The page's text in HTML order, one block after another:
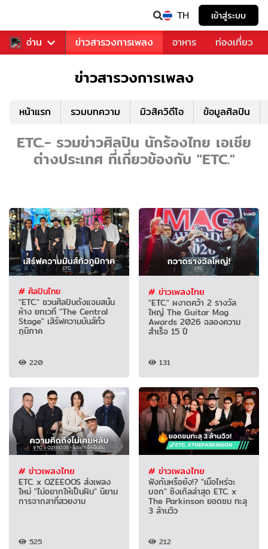
TH เข้าสู่ระบบ
อ่าน
ข่าวบันเทิง ข่าวสารวงการเพลง อาหาร ท่องเที่ยว
ข่าวสารวงการเพลง
หน้าแรก รวมบทความ มิวสิควิดีโอ ข้อมูลศิลปิน
ETC.- รวมข่าวศิลปิน นักร้องไทย เอเชีย
ต่างประเทศ ที่เกี่ยวข้องกับ "ETC."
# ศิลปินไทย
"ETC." ชวนศิลปินดังแจมสนั่น
ห้าง ยกเวที "The Central
Stage" เสิร์ฟความมันส์ทั่ว
ภูมิภาค
220
# ข่าวเพลงไทย
"ETC." ผงาดคว้า 2 รางวัล
ใหญ่ The Guitar Mag
Awards 2026 ฉลองความ
สำเร็จ 15 ปี
131
# ข่าวเพลงไทย
ETC. x OZEEOOS ส่งเพลง
ใหม่ "ไม่อยากให้เป็นฝัน" นิยาม
การจากลาที่สวยงาม
525
# ข่าวเพลงไทย
ฟังกันหรือยัง!? "เมื่อไหร่จะ
บอก" ซิงเกิลล่าสุด ETC. x
The Parkinson ยอดชม ทะลุ
3 ล้านวิว
212